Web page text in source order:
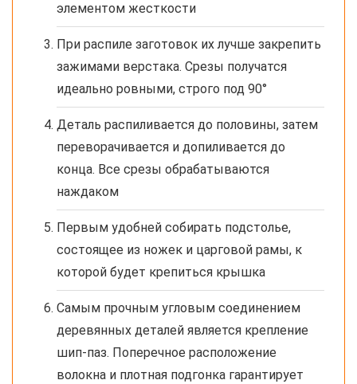
элементом жесткости
При распиле заготовок их лучше закрепить
зажимами верстака. Срезы получатся
идеально ровными, строго под 90°
Деталь распиливается до половины, затем
переворачивается и допиливается до
конца. Все срезы обрабатываются
наждаком
Первым удобней собирать подстолье,
состоящее из ножек и царговой рамы, к
которой будет крепиться крышка
Самым прочным угловым соединением
деревянных деталей является крепление
шип-паз. Поперечное расположение
волокна и плотная подгонка гарантирует